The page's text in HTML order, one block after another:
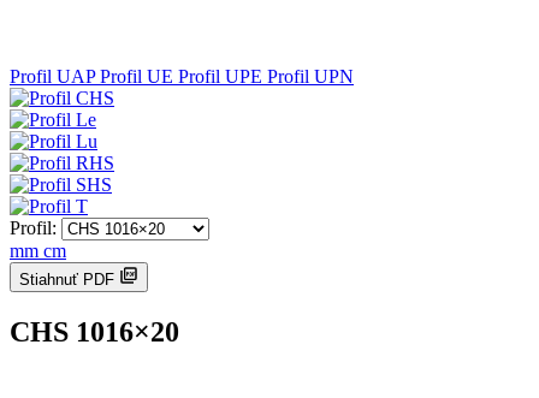
Profil UAPProfil UE Profil UPE Profil UPN
Profil:
mm cm
Stiahnuť PDF
CHS 1016×20